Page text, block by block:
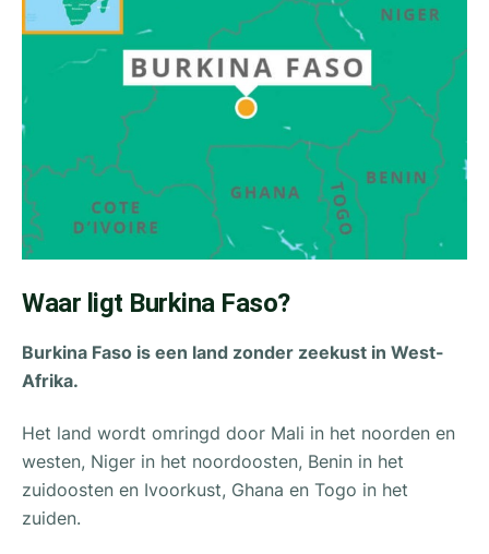
Waar ligt Burkina Faso?
Burkina Faso is een land zonder zeekust in West-
Afrika.
Het land wordt omringd door Mali in het noorden en
westen, Niger in het noordoosten, Benin in het
zuidoosten en Ivoorkust, Ghana en Togo in het
zuiden.